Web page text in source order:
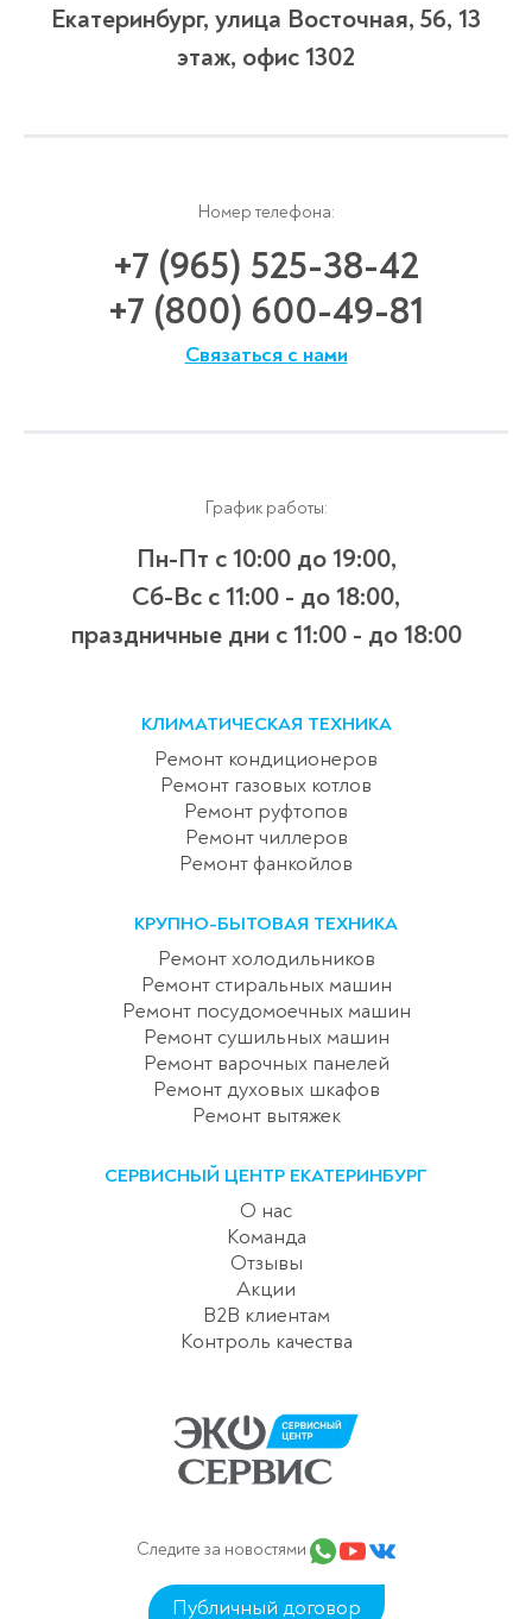
Екатеринбург, улица Восточная, 56, 13
этаж, офис 1302
Номер телефона:
+7 (965) 525-38-42
+7 (800) 600-49-81
Связаться с нами
График работы:
Пн-Пт с 10:00 до 19:00,
Сб-Вс с 11:00 - до 18:00,
праздничные дни с 11:00 - до 18:00
КЛИМАТИЧЕСКАЯ ТЕХНИКА
Ремонт кондиционеров
Ремонт газовых котлов
Ремонт руфтопов
Ремонт чиллеров
Ремонт фанкойлов
КРУПНО-БЫТОВАЯ ТЕХНИКА
Ремонт холодильников
Ремонт стиральных машин
Ремонт посудомоечных машин
Ремонт сушильных машин
Ремонт варочных панелей
Ремонт духовых шкафов
Ремонт вытяжек
СЕРВИСНЫЙ ЦЕНТР ЕКАТЕРИНБУРГ
О нас
Команда
Отзывы
Акции
B2B клиентам
Контроль качества
Следите за новостями
Публичный договор